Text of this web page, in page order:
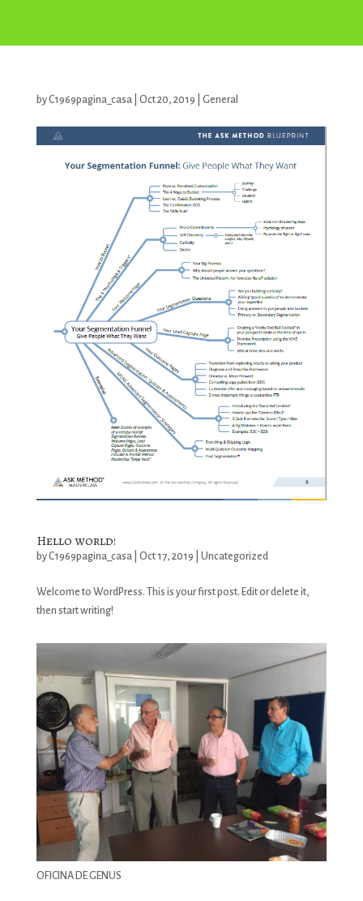
byC1969pagina_casa| Oct 20, 2019 General
Hello world!
byC1969pagina_casa| Oct 17, 2019 Uncategorized
Welcome to WordPress. This is your first post. Edit or delete it,
then start writing!
OFICINA DE GENUS